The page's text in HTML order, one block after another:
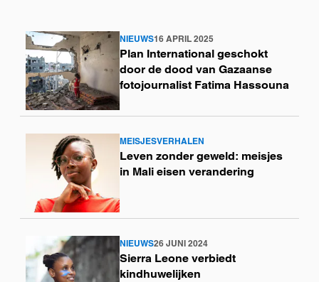
NIEUWS16 APRIL 2025
Plan International geschokt
door de dood van Gazaanse
fotojournalist Fatima Hassouna
Lees
meer
MEISJESVERHALEN
Leven zonder geweld: meisjes
in Mali eisen verandering
meer
NIEUWS26 JUNI 2024
Sierra Leone verbiedt
kindhuwelijken
Lees
meer